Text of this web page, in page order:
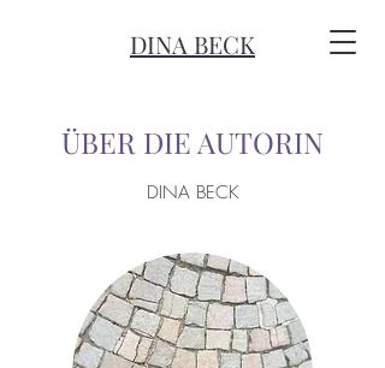
DINA BECK
ÜBER DIE AUTORIN
DINA BECK